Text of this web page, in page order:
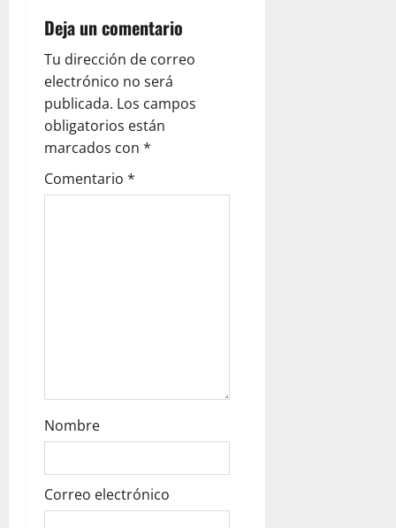
a
t
i
o
n
Deja un comentario
Tu dirección de correo
electrónico no será
publicada. Los campos
obligatorios están
marcados con *
Comentario *
Nombre
Correo electrónico